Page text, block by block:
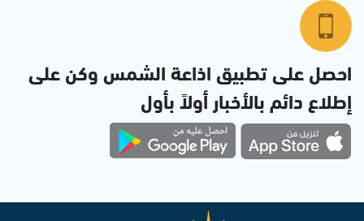
احصل على تطبيق اذاعة الشمس وكن على
إطلاع دائم بالأخبار أولاً بأول